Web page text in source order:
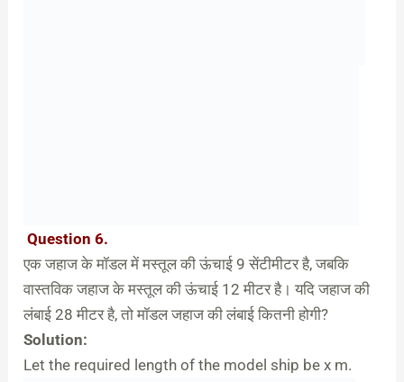
Question 6.
एक जहाज के मॉडल में मस्तूल की ऊंचाई 9 सेंटीमीटर है, जबकि
वास्तविक जहाज के मस्तूल की ऊंचाई 12 मीटर है। यदि जहाज की
लंबाई 28 मीटर है, तो मॉडल जहाज की लंबाई कितनी होगी?
Solution:
Let the required length of the model ship be x m.